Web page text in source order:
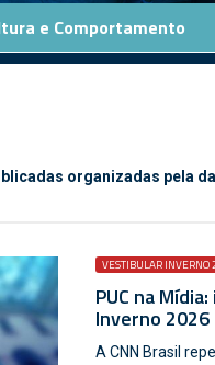
e Comportamento
organizadas pela
VESTIBULAR INVERNO
PUC na
Inverno 2026
A CNN Brasil